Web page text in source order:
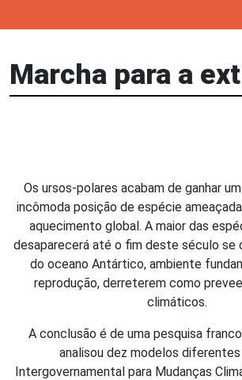
Marcha para a
Os ursos-polares acabam de ganhar
incômoda posição de espécie
aquecimento global. A maior das
desaparecerá até o fim deste século se
do oceano Antártico, ambiente
reprodução, derreterem como
climáticos.
A conclusão é de uma pesquisa
analisou dez modelos
Intergovernamental para Mudanças